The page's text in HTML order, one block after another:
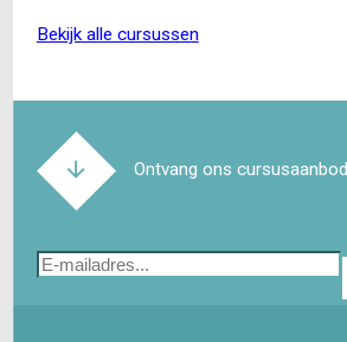
bekijk alle cursussen
Ontvang ons cursusaanbod
E-